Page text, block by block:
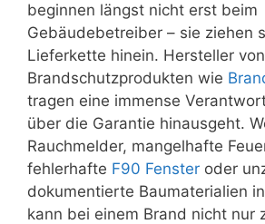
beginnen längst nicht erst beim
Gebäudebetreiber – sie ziehen
Lieferkette hinein. Hersteller von
Brandschutzprodukten wie
tragen eine immense
über die Garantie hinausgeht.
Rauchmelder, mangelhafte
fehlerhafte F90 Fenster oder
dokumentierte Baumaterialien
kann bei einem Brand nicht nur